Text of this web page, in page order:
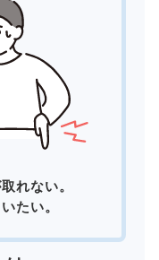
れない。
たい。